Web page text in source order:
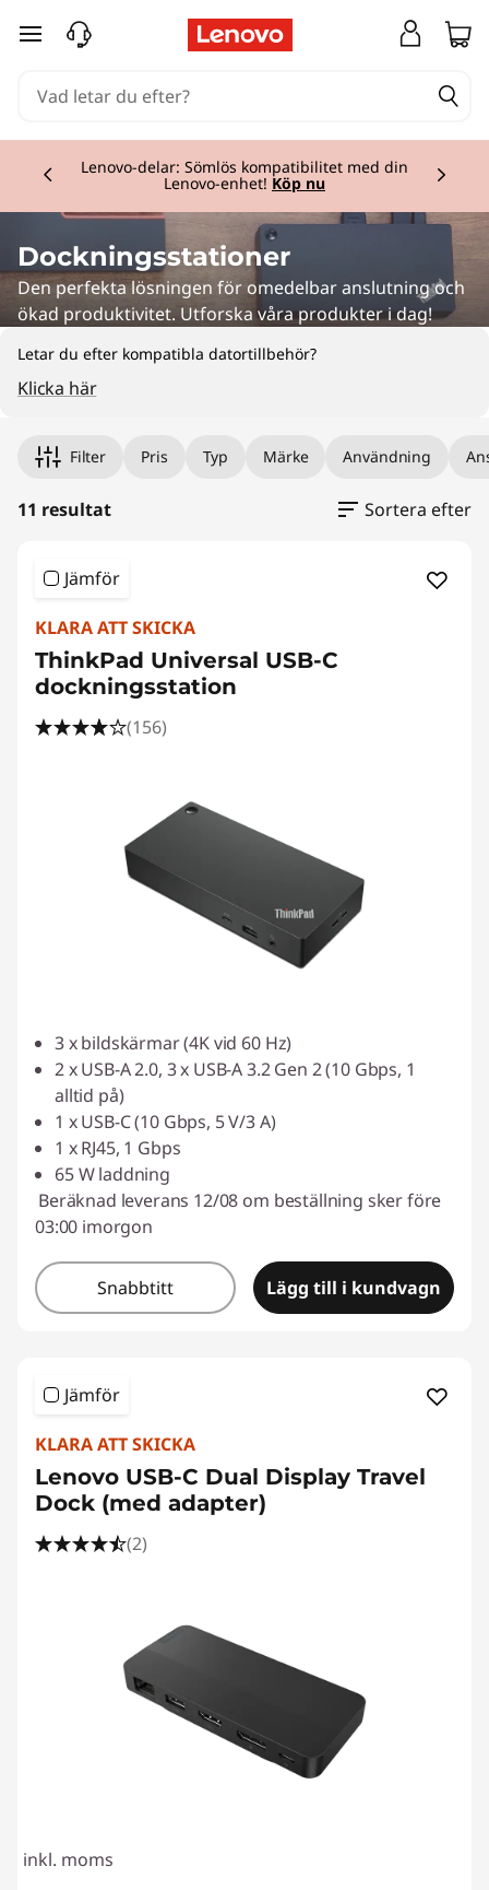
hoppa vidare till huvudinnehållet
Lenovo-delar: Sömlös kompatibilitet med din
Lenovo-enhet! Köp nu
Dockningsstationer
Den perfekta lösningen för omedelbar anslutning och
ökad produktivitet. Utforska våra produkter i dag!
Letar du efter kompatibla datortillbehör?
Klicka här
Filter Pris Typ Märke Användning
11 resultat Sortera efter
Jämför
KLARA ATT SKICKA
ThinkPad Universal USB-C
dockningsstation
(156)
3 x bildskärmar (4K vid 60 Hz)
2 x USB-A 2.0, 3 x USB-A 3.2 Gen 2 (10 Gbps, 1
alltid på)
1 x USB-C (10 Gbps, 5 V/3 A)
1 x RJ45, 1 Gbps
65 W laddning
Beräknad leverans 12/08 om beställning sker före
03:00 imorgon
Snabbtitt Lägg till i kundvagn
Jämför
KLARA ATT SKICKA
Lenovo USB-C Dual Display Travel
Dock (med adapter)
(2)
inkl. moms